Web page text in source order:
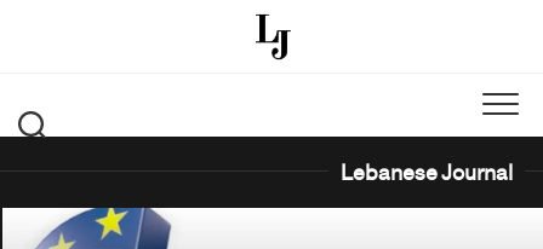
Lebanese Journal